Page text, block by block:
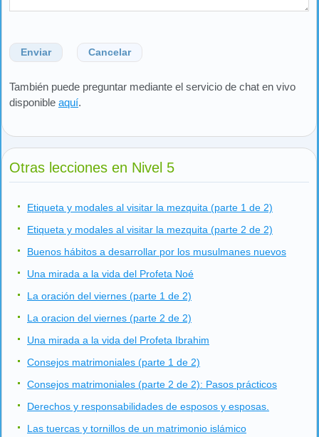
Enviar Cancelar
También puede preguntar mediante el servicio de chat en vivo
disponible aquí.
Otras lecciones en Nivel 5
Etiqueta y modales al visitar la mezquita (parte 1 de 2)
Etiqueta y modales al visitar la mezquita (parte 2 de 2)
Buenos hábitos a desarrollar por los musulmanes nuevos
Una mirada a la vida del Profeta Noé
La oración del viernes (parte 1 de 2)
La oracion del viernes (parte 2 de 2)
Una mirada a la vida del Profeta Ibrahim
Consejos matrimoniales (parte 1 de 2)
Consejos matrimoniales (parte 2 de 2): Pasos prácticos
Derechos y responsabilidades de esposos y esposas.
Las tuercas y tornillos de un matrimonio islámico